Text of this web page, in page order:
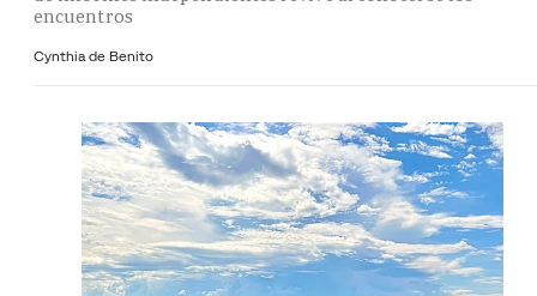
encuentros
Cynthia de Benito